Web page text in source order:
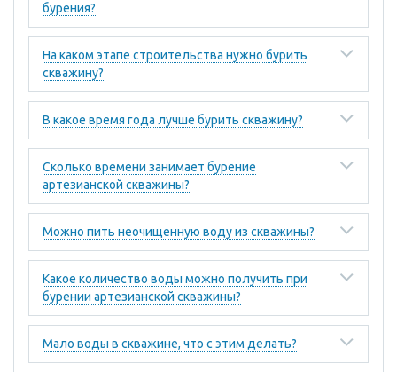
бурения?
На каком этапе строительства нужно бурить
скважину?
В какое время года лучше бурить скважину?
Сколько времени занимает бурение
артезианской скважины?
Можно пить неочищенную воду из скважины?
Какое количество воды можно получить при
бурении артезианской скважины?
Мало воды в скважине, что с этим делать?